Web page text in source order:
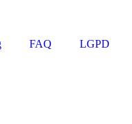
FAQ LGPD